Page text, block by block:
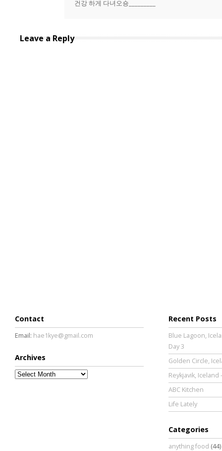
건강 하게 다녀오숑_________
Leave a Reply
Contact
Email: hae1kye@gmail.com
Archives
Archives
Recent Posts
Blue Lagoon,
Day 3
Golden Circle,
Reykjavik, Iceland
ABC Kitchen
Life Lately
Categories
anything food (44)